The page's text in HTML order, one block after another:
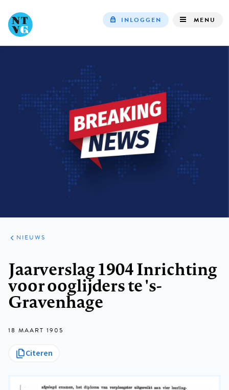
INLOGGEN MENU
ARTIKELEN
HET
KORT
NIEUWS
Jaarverslag 1904 Inrichting
voor ooglijders te 's-
Gravenhage
18 MAART 1905
Citeren